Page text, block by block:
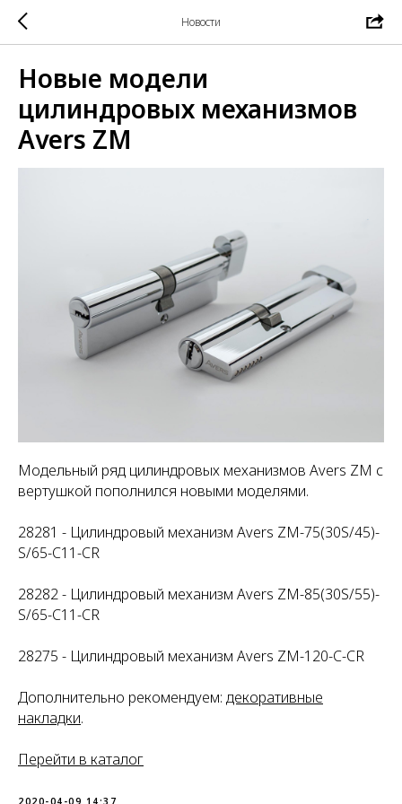
Новости
Новые модели
цилиндровых механизмов
Avers ZM
Модельный ряд цилиндровых механизмов Avers ZM с
вертушкой пополнился новыми моделями.
28281 - Цилиндровый механизм Avers ZM-75(30S/45)-
S/65-C11-CR
28282 - Цилиндровый механизм Avers ZM-85(30S/55)-
S/65-C11-CR
28275 - Цилиндровый механизм Avers ZM-120-C-CR
Дополнительно рекомендуем: декоративные
накладки.
Перейти в каталог
2020-04-09 14:37